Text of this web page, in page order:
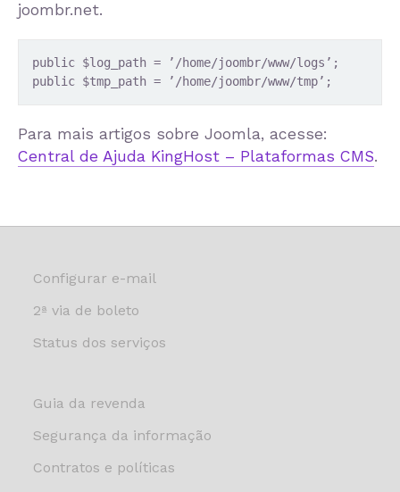
joombr.net.
public $log_path = ’/home/joombr/www/logs’;
Para mais artigos sobre Joomla, acesse:
Central de Ajuda KingHost – Plataformas CMS.
Configurar e-mail
2ª via de boleto
Status dos serviços
Guia da revenda
Segurança da informação
Contratos e políticas